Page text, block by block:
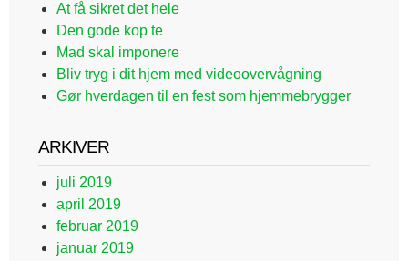
At få sikret det hele
Den gode kop te
Mad skal imponere
Bliv tryg i dit hjem med videoovervågning
Gør hverdagen til en fest som hjemmebrygger
ARKIVER
juli 2019
april 2019
februar 2019
januar 2019